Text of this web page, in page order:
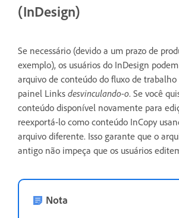
(InDesign)
Se necessário (devido a um prazo de
exemplo), os usuários do InDesign
arquivo de conteúdo do fluxo de
painel Links desvinculando-o. Se você
conteúdo disponível novamente para
reexportá-lo como conteúdo InCopy
arquivo diferente. Isso garante que o
antigo não impeça que os usuários
Nota